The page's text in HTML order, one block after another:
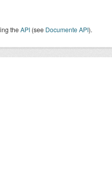
theAPI (see Documente API).